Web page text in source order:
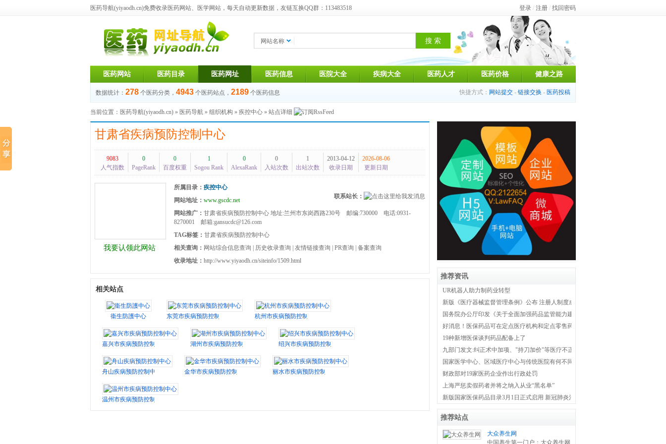
医药导航(yiyaodh.cn)免费收录医药网站、医学网站，每天自动更新数据，友链互换QQ群：113483518 登录 / 注册 / 找回密码
网站名称
医药网站 医药目录 医药网址 医药信息 医院大全 疾病大全 医药人才 医药价格 健康之路
数据统计： 278 个医药分类， 4943 个医药站点， 2189 个医药信息 快捷方式： 网站提交 - 链接交换 - 医药投稿
当前位置： 医药导航(yiyaodh.cn) » 医药导航 » 组织机构 » 疾控中心 » 站点详细
甘肃省疾病预防控制中心
9083
人气指数
0
PageRank
0
百度权重
1
Sogou Rank
0
AlexaRank
0
入站次数
1
出站次数
2013-04-12
收录日期
2026-08-06
更新日期
我要认领此网站
所属目录： 疾控中心
联系站长：
网站地址： www.gscdc.net
网站推广： 甘肃省疾病预防控制中心 地址:兰州市东岗西路230号 邮编:730000 电话:0931-
8270001 邮箱:gansucdc@126.com
TAG标签： 甘肃省疾病预防控制中心
相关查询： 网站综合信息查询 历史收录查询 友情链接查询 PR查询
备案查询
收录地址： http://www.yiyaodh.cn/siteinfo/1509.html
相关站点
衞生防護中心 东莞市疾病预防控制中心 杭州市疾病预防控制中心
嘉兴市疾病预防控制中心 湖州市疾病预防控制中心 绍兴市疾病预防控制中心
舟山疾病预防控制中心 金华市疾病预防控制中心 丽水市疾病预防控制中心
温州市疾病预防控制中心
推荐资讯
UR机器人助力制药业转型
新版《医疗器械监督管理条例》公布 注册人制度成为新监管体系主线
国务院办公厅印发《关于全面加强药品监管能力建设的实施意见》
好消息！医保药品可在定点医疗机构和定点零售药店双通道购买
19种新增医保谈判药品配备上了
九部门发文:纠正术中加项、"持刀加价"等医疗不正之风
国家医学中心、区域医疗中心与传统医院有何不同？国家卫健委权威解答！
财政部对19家医药企业作出行政处罚
上海严惩卖假药者并将之纳入从业“黑名单”
新版国家医保药品目录3月1日正式启用 新冠肺炎治疗药品全部纳入医保
推荐站点
大众养生网
中国养生第一门户：大众养生网